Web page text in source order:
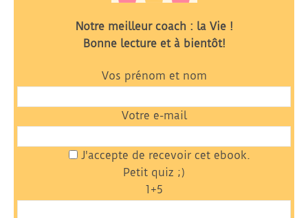
Notre meilleur coach : la Vie !
Bonne lecture et à bientôt!
Vos prénom et nom
Votre e-mail
J'accepte de recevoir cet ebook.
Petit quiz ;)
1+5